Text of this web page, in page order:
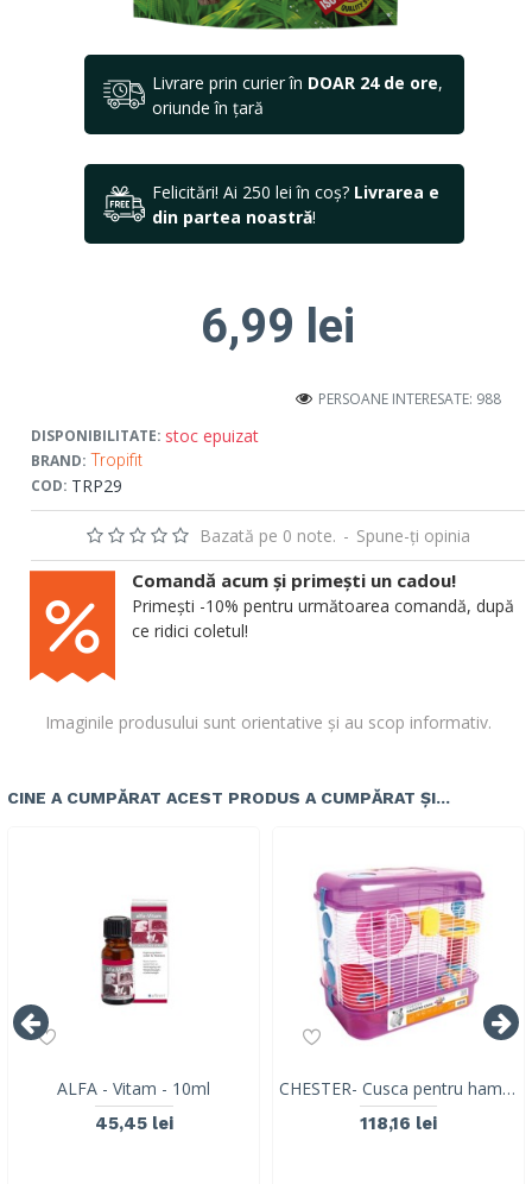
Livrare prin curier în DOAR 24 de ore,
oriunde în țară
Felicitări! Ai 250 lei în coș? Livrarea e
din partea noastră!
DISPONIBILITATE: stoc epuizat
BRAND: Tropifit
COD: TRP29
PERSOANE INTERESATE: 988
Bazată pe 0 note. - Spune-ţi opinia
6,99 lei
Imaginile produsului sunt orientative și au scop informativ.
Comandă acum și primești un cadou!
Primești -10% pentru următoarea comandă, după
ce ridici coletul!
CINE A CUMPĂRAT ACEST PRODUS A CUMPĂRAT ȘI...
ALFA - Vitam - 10ml
45,45 lei
CHESTER- Cusca pentru hamsteri 40404799
118,16 lei